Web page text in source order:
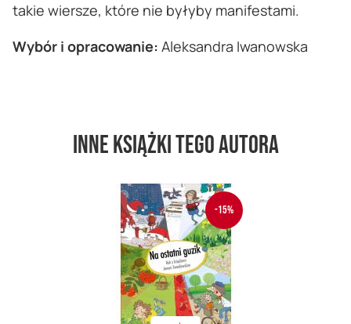
takie wiersze, które nie byłyby manifestami.
Wybór i opracowanie: Aleksandra Iwanowska
Inne książki tego autora
-15%